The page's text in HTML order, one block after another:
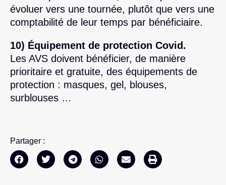
évoluer vers une tournée, plutôt que vers une
comptabilité de leur temps par bénéficiaire.
10) Équipement de protection Covid.
Les AVS doivent bénéficier, de manière
prioritaire et gratuite, des équipements de
protection : masques, gel, blouses,
surblouses …
Partager :